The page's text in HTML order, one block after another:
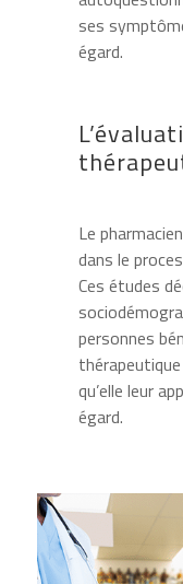
ses
égard.
Le
dans le
Ces études
personnes
qu’elle leur
égard.